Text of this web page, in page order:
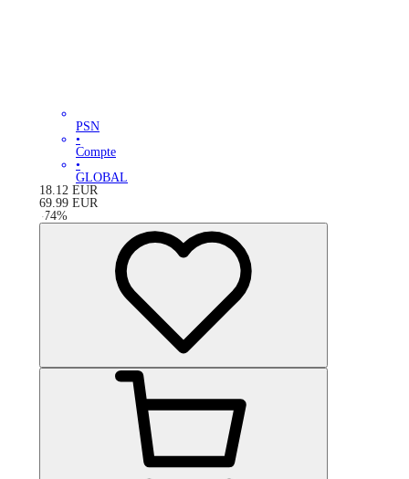
PSN
•
Compte
•
GLOBAL
18.12 EUR
69.99 EUR
-74%